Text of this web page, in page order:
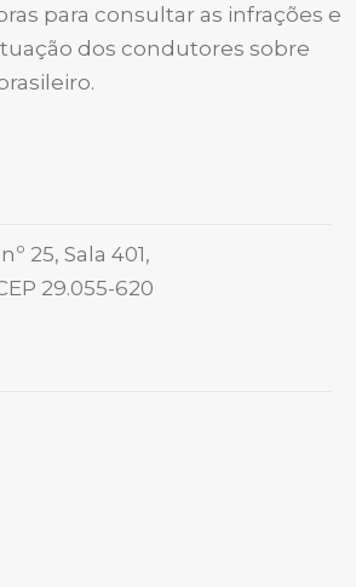
para consultar as infrações e
dos condutores sobre
25, Sala 401,
29.055-620